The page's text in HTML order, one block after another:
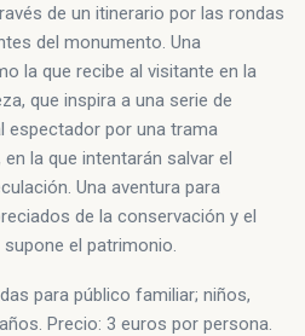
de un itinerario por las rondas
del monumento. Una
la que recibe al visitante en la
que inspira a una serie de
espectador por una trama
la que intentarán salvar el
Una aventura para
de la conservación y el
el patrimonio.
para público familiar; niños,
Precio: 3 euros por persona.